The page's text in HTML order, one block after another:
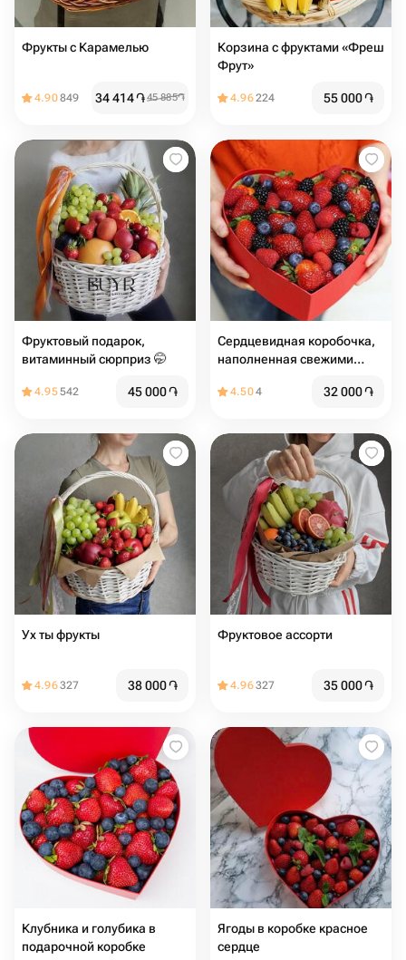
Фрукты с Карамелью
4.90849 34 414֏45 885֏
Корзина с фруктами «Фреш
Фрут»
4.96224 55 000֏
Фруктовый подарок,
витаминный сюрприз 🤭
4.95542 45 000֏
Сердцевидная коробочка,
наполненная свежими
4.504 32 000֏
Ух ты фрукты
4.96327 38 000֏
Фруктовое ассорти
4.96327 35 000֏
Клубника и голубика в
подарочной коробке
Ягоды в коробке красное
сердце